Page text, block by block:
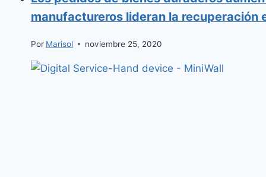
manufactureros lideran la recuperación
Por Marisol noviembre 25, 2020